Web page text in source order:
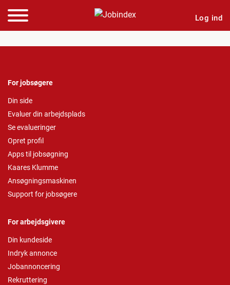
Log ind
For jobsøgere
Din side
Evaluer din arbejdsplads
Se evalueringer
Opret profil
Apps til jobsøgning
Kaares Klumme
Ansøgningsmaskinen
Support for jobsøgere
For arbejdsgivere
Din kundeside
Indryk annonce
Jobannoncering
Rekruttering